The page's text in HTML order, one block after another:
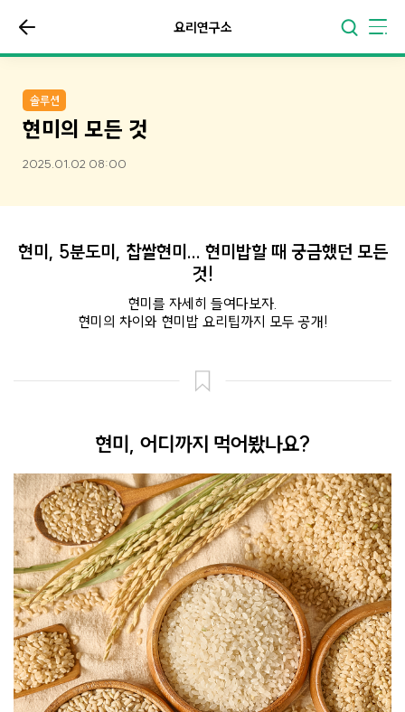
요리연구소
솔루션
현미의 모든 것
2025.01.02 08:00
현미, 5분도미, 찹쌀현미... 현미밥할 때 궁금했던 모든
것!
현미를 자세히 들여다보자.
현미의 차이와 현미밥 요리팁까지 모두 공개!
현미, 어디까지 먹어봤나요?